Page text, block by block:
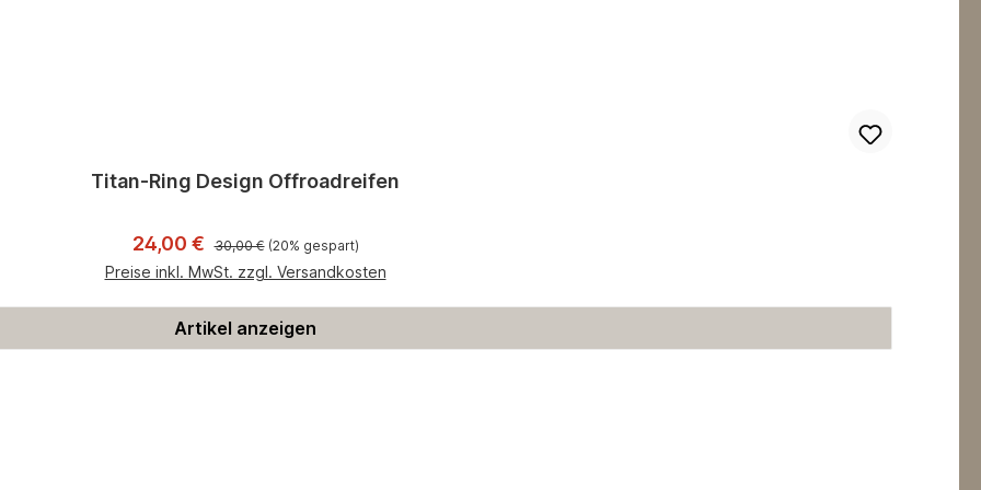
Titan-Ring Design Offroadreifen
Verkaufspreis:
24,00 € Regulärer Preis:
30,00 € (20% gespart)
Preise inkl. MwSt. zzgl. Versandkosten
Artikel anzeigen